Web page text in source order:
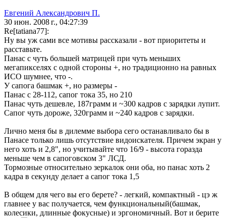
Евгений Александрович П.
30 июн. 2008 г., 04:27:39
Re[tatiana77]:
Ну вы уж сами все мотивы рассказали - вот приоритеты и
расставьте.
Панас с чуть большей матрицей при чуть меньших
мегапикселях с одной стороны +, но традиционно на равных
ИСО шумнее, что -.
У сапога башмак +, но размеры -
Панас с 28-112, сапог тока 35, но 210
Панас чуть дешевле, 187грамм и ~300 кадров с зарядки лупит.
Сапог чуть дороже, 320грамм и ~240 кадров с зарядки.
Лично меня бы в дилемме выбора сего останавливало бы в
Панасе только лишь отсутствие видоискателя. Причем экран у
него хоть и 2,8", но учитывайте что 16/9 - высота горазда
меньше чем в сапоговском 3" ЛСД.
Тормозные относительно зеркалок они оба, но панас хоть 2
кадра в секунду делает а сапог тока 1,5
В общем для чего вы его берете? - легкий, компактный - цэ ж
главнее у вас получается, чем функциональный(башмак,
колесики, длинные фокусные) и эргономичный. Вот и берите